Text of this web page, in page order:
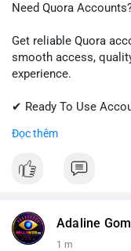
Need Quora
Get reliable Quora
smooth access,
experience.
✔ Ready To Use
✔ Professional
📱 WhatsApp: +1 (681)
#quora
#sellssmm
Đọc thêm
Adaline
1 m